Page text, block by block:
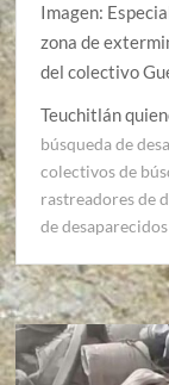
Imagen:
zona de
del colectivo
Teuchitlán
búsqueda de
colectivos de
rastreadores de
de desaparecidos